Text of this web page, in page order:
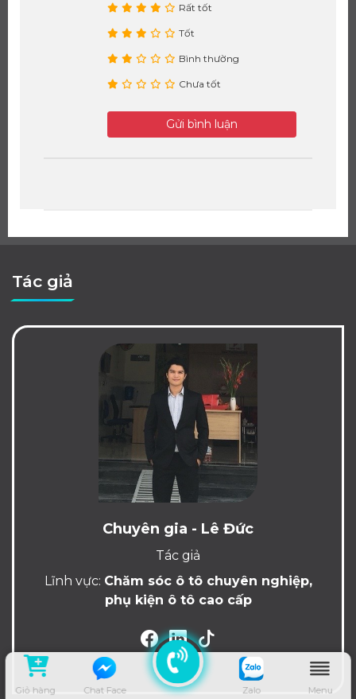
Giỏ hàng Chat Face Zalo Menu
Rất tốt
Tốt
Bình thường
Chưa tốt
Gửi bình luận
Tác giả
Chuyên gia - Lê Đức
Tác giả
Lĩnh vực: Chăm sóc ô tô chuyên nghiệp,
phụ kiện ô tô cao cấp